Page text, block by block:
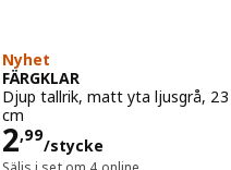
Nyhet
FÄRGKLAR
Djup tallrik, matt yta ljusgrå, 23
cm
2,99
/stycke
Pris 2,99/